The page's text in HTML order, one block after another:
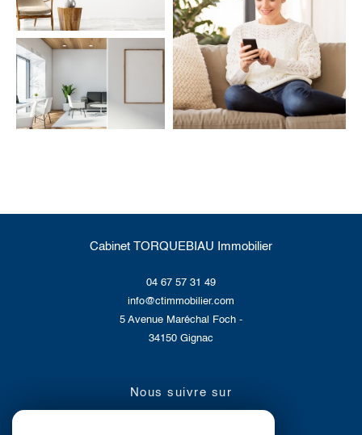
Cabinet TORQUEBIAU Immobilier
04 67 57 31 49
info@ctimmobilier.com
5 Avenue Maréchal Foch -
34150
Gignac
nous suivre sur